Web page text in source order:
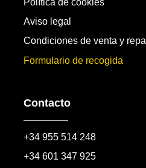
Aviso legal
Condiciones de venta y
Formulario de recogida
Contacto
+34 955 514 248
+34 601 347 925